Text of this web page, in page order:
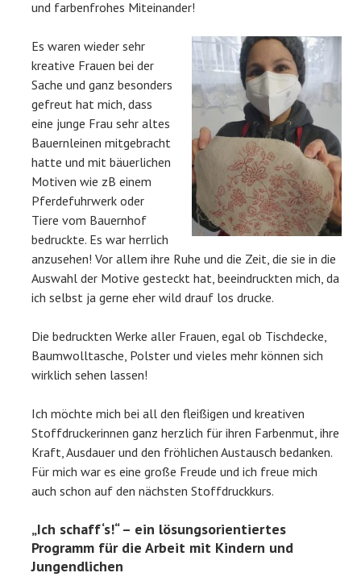
und farbenfrohes Miteinander!
Es waren wieder sehr
kreative Frauen bei der
Sache und ganz besonders
gefreut hat mich, dass
eine junge Frau sehr altes
Bauernleinen mitgebracht
hatte und mit bäuerlichen
Motiven wie zB einem
Pferdefuhrwerk oder
Tiere vom Bauernhof
bedruckte. Es war herrlich
anzusehen! Vor allem ihre Ruhe und die Zeit, die sie in die
Auswahl der Motive gesteckt hat, beeindruckten mich, da
ich selbst ja gerne eher wild drauf los drucke.
Die bedruckten Werke aller Frauen, egal ob Tischdecke,
Baumwolltasche, Polster und vieles mehr können sich
wirklich sehen lassen!
Ich möchte mich bei all den fleißigen und kreativen
Stoffdruckerinnen ganz herzlich für ihren Farbenmut, ihre
Kraft, Ausdauer und den fröhlichen Austausch bedanken.
Für mich war es eine große Freude und ich freue mich
auch schon auf den nächsten Stoffdruckkurs.
„Ich schaff‘s!“ – ein lösungsorientiertes
Programm für die Arbeit mit Kindern und
Jungendlichen